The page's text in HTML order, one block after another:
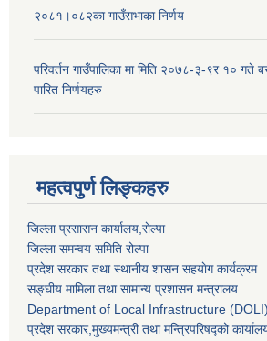
२०८१।०८२का गाउँसभाका निर्णय
परिवर्तन गाउँपालिका मा मिति २०७८-३-९र १० गते
पारित निर्णयहरु
महत्वपुर्ण लिङ्कहरु
जिल्ला प्रसासन कार्यालय,राेल्पा
जिल्ला समन्वय समिति रोल्पा
प्रदेश सरकार तथा स्थानीय शासन सहयाेग कार्यक्रम
सङ्‍घीय मामिला तथा सामान्य प्रशासन मन्त्रालय
Department of Local Infrastructure (DOLI)
प्रदेश सरकार,मुख्यमन्त्री तथा मन्त्रिपरिषद्को